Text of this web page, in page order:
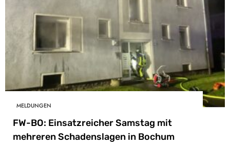
MELDUNGEN
FW-BO: Einsatzreicher Samstag mit
mehreren Schadenslagen in Bochum